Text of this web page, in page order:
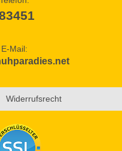
Mail:
Widerrufsrecht